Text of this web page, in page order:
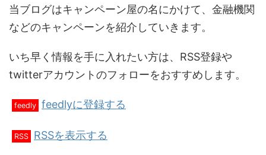
当ブログはキャンペーン屋の名にかけて、金融機関
などのキャンペーンを紹介していきます。
いち早く情報を手に入れたい方は、RSS登録や
twitterアカウントのフォローをおすすめします。
feedly feedlyに登録する
RSS RSSを表示する